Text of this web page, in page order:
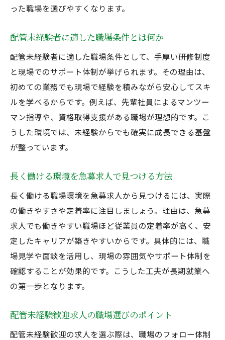
った職場を選びやすくなります。
配管未経験者に適した職場条件とは何か
配管未経験者に適した職場条件として、手厚い研修制度
と現場でのサポート体制が挙げられます。その理由は、
初めての業務でも現場で経験を積みながら安心してスキ
ルを学べるからです。例えば、先輩社員によるマンツー
マン指導や、資格取得支援がある職場が理想的です。こ
うした環境では、未経験からでも確実に成長できる基盤
が整っています。
長く働ける環境を急募求人で見つける方法
長く働ける職場環境を急募求人から見つけるには、実際
の働きやすさや定着率に注目しましょう。理由は、急募
求人でも働きやすい職場ほど従業員の定着率が高く、安
定したキャリアが築きやすいからです。具体的には、職
場見学や面談を活用し、現場の雰囲気やサポート体制を
確認することが効果的です。こうした工夫が長期就業へ
の第一歩となります。
配管未経験歓迎求人の職場選びのポイント
配管未経験歓迎の求人を選ぶ際は、職場のフォロー体制